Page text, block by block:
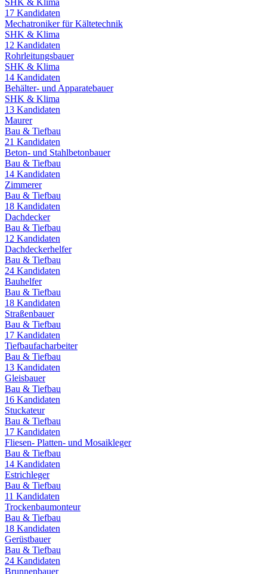
17 Kandidaten
Mechatroniker für Kältetechnik
SHK & Klima
12 Kandidaten
Rohrleitungsbauer
SHK & Klima
14 Kandidaten
Behälter- und Apparatebauer
SHK & Klima
13 Kandidaten
Maurer
Bau & Tiefbau
21 Kandidaten
Beton- und Stahlbetonbauer
Bau & Tiefbau
14 Kandidaten
Zimmerer
Bau & Tiefbau
18 Kandidaten
Dachdecker
Bau & Tiefbau
12 Kandidaten
Dachdeckerhelfer
Bau & Tiefbau
24 Kandidaten
Bauhelfer
Bau & Tiefbau
18 Kandidaten
Straßenbauer
Bau & Tiefbau
17 Kandidaten
Tiefbaufacharbeiter
Bau & Tiefbau
13 Kandidaten
Gleisbauer
Bau & Tiefbau
16 Kandidaten
Stuckateur
Bau & Tiefbau
17 Kandidaten
Fliesen- Platten- und Mosaikleger
Bau & Tiefbau
14 Kandidaten
Estrichleger
Bau & Tiefbau
11 Kandidaten
Trockenbaumonteur
Bau & Tiefbau
18 Kandidaten
Gerüstbauer
Bau & Tiefbau
24 Kandidaten
Brunnenbauer